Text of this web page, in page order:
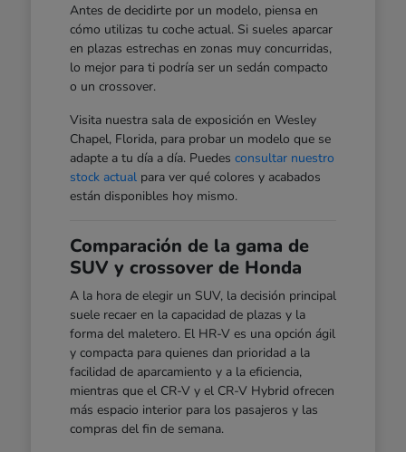
Antes de decidirte por un modelo, piensa en
cómo utilizas tu coche actual. Si sueles aparcar
en plazas estrechas en zonas muy concurridas,
lo mejor para ti podría ser un sedán compacto
o un crossover.
Visita nuestra sala de exposición en Wesley
Chapel, Florida, para probar un modelo que se
adapte a tu día a día. Puedes consultar nuestro
stock actualpara ver qué colores y acabados
están disponibles hoy mismo.
Comparación de la gama de
SUV y crossover de Honda
A la hora de elegir un SUV, la decisión principal
suele recaer en la capacidad de plazas y la
forma del maletero. El HR-V es una opción ágil
y compacta para quienes dan prioridad a la
facilidad de aparcamiento y a la eficiencia,
mientras que el CR-V y el CR-V Hybrid ofrecen
más espacio interior para los pasajeros y las
compras del fin de semana.